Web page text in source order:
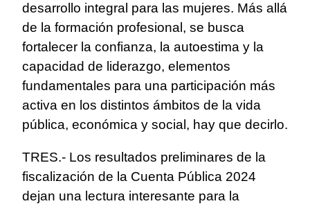
desarrollo integral para las mujeres. Más allá
de la formación profesional, se busca
fortalecer la confianza, la autoestima y la
capacidad de liderazgo, elementos
fundamentales para una participación más
activa en los distintos ámbitos de la vida
pública, económica y social, hay que decirlo.
TRES.- Los resultados preliminares de la
fiscalización de la Cuenta Pública 2024
dejan una lectura interesante para la